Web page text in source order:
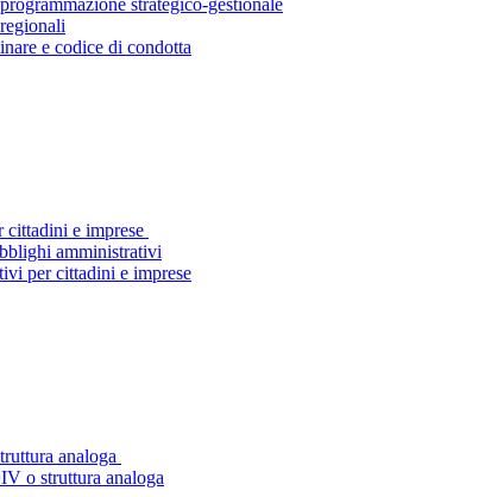
strategico-gestionale
e codice di condotta
e imprese
amministrativi
per cittadini e imprese
analoga
o struttura analoga